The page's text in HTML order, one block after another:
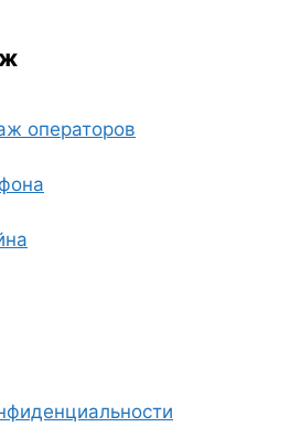
операторов